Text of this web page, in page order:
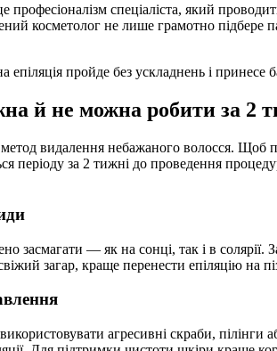
спеціаліста, який
косметолог не лише грамотно
епіляція пройде без ускладнень і
й не можна робити за 2
видалення небажаного волосся.
періоду за 2 тижні до проведення
засмагати — як на сонці, так і в
загар, краще перенести епіляцію на
агресивні скраби,